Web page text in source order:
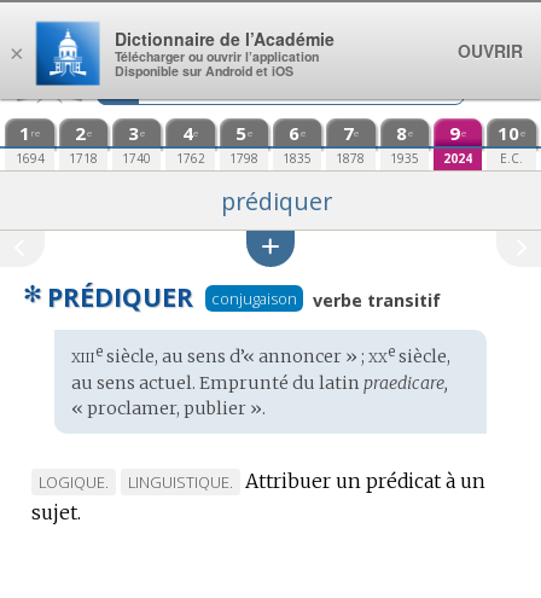
Aller au contenu
1 re
1694
2e
1718
3e
1740
4e
1762
5e
1798
6e
1835
7e
1878
8e
1935
9e
2024
10e
E.C.
prédiquer
✻ PRÉDIQUER conjugaison verbe transitif
Étymologie
:
xiiiesiècle, au sens d’« annoncer » ; xxesiècle,
au sens actuel. Emprunté du latin praedicare,
« proclamer, publier ».
MARQUE
DE
LOGIQUE.
MARQUE
LINGUISTIQUE.
Attribuer un prédicat à un
sujet.
×
Dictionnaire de l’Académie
Télécharger ou ouvrir l’application
Disponible sur Android et iOS
OUVRIR